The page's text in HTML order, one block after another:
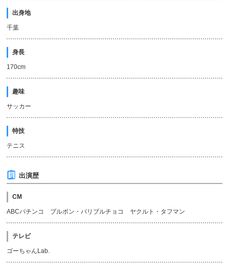
出身地
千葉
身長
170cm
趣味
サッカー
特技
テニス
出演歴
CM
ABCパチンコ ブルボン・バリブルチョコ ヤクルト・タフマン
テレビ
ゴーちゃんLab.